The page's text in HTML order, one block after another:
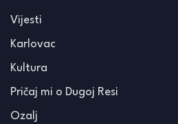
Vijesti
Karlovac
Kultura
Pričaj mi o Dugoj Resi
Ozalj